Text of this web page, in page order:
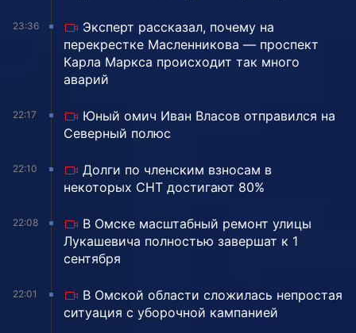
23:36
Эксперт рассказал, почему на
перекрестке Масленникова — проспект
Карла Маркса происходит так много
аварий
22:17
Юный омич Иван Власов отправился на
Северный полюс
22:10
Долги по членским взносам в
некоторых СНТ достигают 80%
22:08
В Омске масштабный ремонт улицы
Лукашевича полностью завершат к 1
сентября
22:01
В Омской области сложилась непростая
ситуация с уборочной кампанией